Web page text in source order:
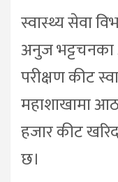
स्वास्थ्य सेवा
अनुज भट्टचनका
परीक्षण कीट
महाशाखामा
हजार कीट
छ।